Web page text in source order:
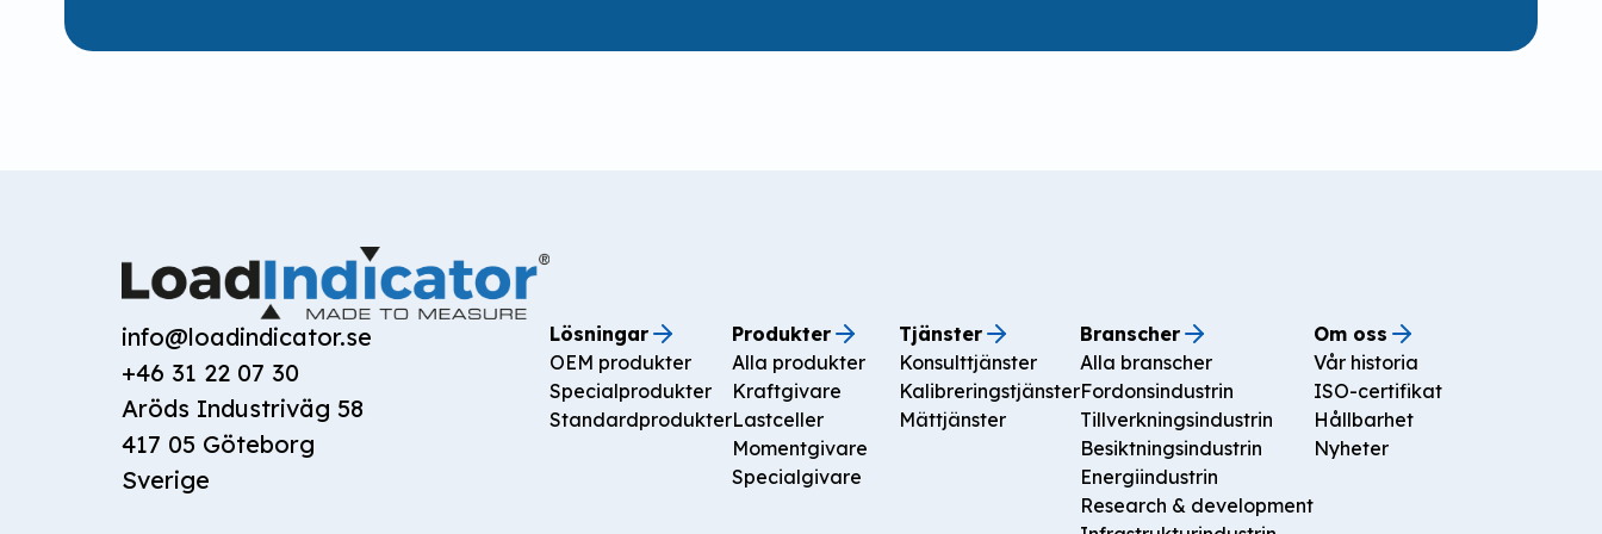
info@loadindicator.se
+46 31 22 07 30
Aröds Industriväg 58
417 05 Göteborg
Sverige
Lösningar
OEM produkter
Specialprodukter
Standardprodukter
Produkter
Alla produkter
Kraftgivare
Lastceller
Momentgivare
Specialgivare
Tjänster
Konsulttjänster
Kalibreringstjänster
Mättjänster
Branscher
Alla branscher
Fordonsindustrin
Tillverkningsindustrin
Besiktningsindustrin
Energiindustrin
Research & development
Om oss
Vår historia
ISO-certifikat
Hållbarhet
Nyheter